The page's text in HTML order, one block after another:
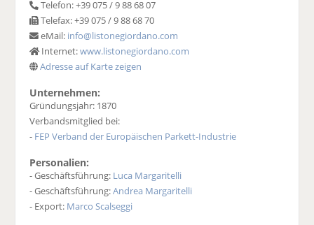
Telefon: +39 075 / 9 88 68 07
Telefax: +39 075 / 9 88 68 70
eMail: info@listonegiordano.com
Internet:www.listonegiordano.com
Adresse auf Karte zeigen
Unternehmen:
Gründungsjahr: 1870
Verbandsmitglied bei:
- FEP Verband der Europäischen Parkett-Industrie
Personalien:
- Geschäftsführung: Luca Margaritelli
- Geschäftsführung:Andrea Margaritelli
- Export: Marco Scalseggi